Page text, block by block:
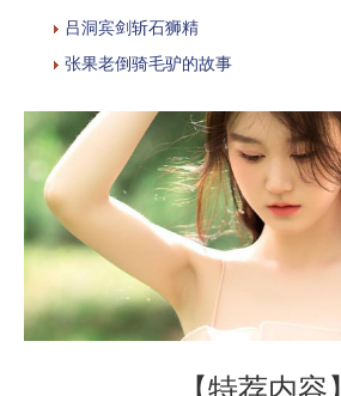
吕洞宾剑斩石狮精
张果老倒骑毛驴的故事
【特荐内容】